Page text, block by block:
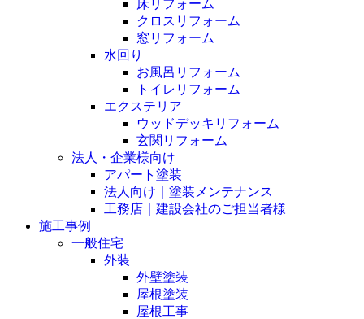
床リフォーム
クロスリフォーム
窓リフォーム
水回り
お風呂リフォーム
トイレリフォーム
エクステリア
ウッドデッキリフォーム
玄関リフォーム
法人・企業様向け
アパート塗装
法人向け｜塗装メンテナンス
工務店｜建設会社のご担当者様
施工事例
一般住宅
外装
外壁塗装
屋根塗装
屋根工事